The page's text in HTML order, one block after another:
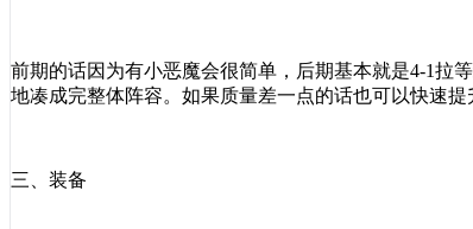
前期的话因为有小恶魔会很简单，后期基本就是4-1拉
地凑成完整体阵容。如果质量差一点的话也可以快速
三、装备